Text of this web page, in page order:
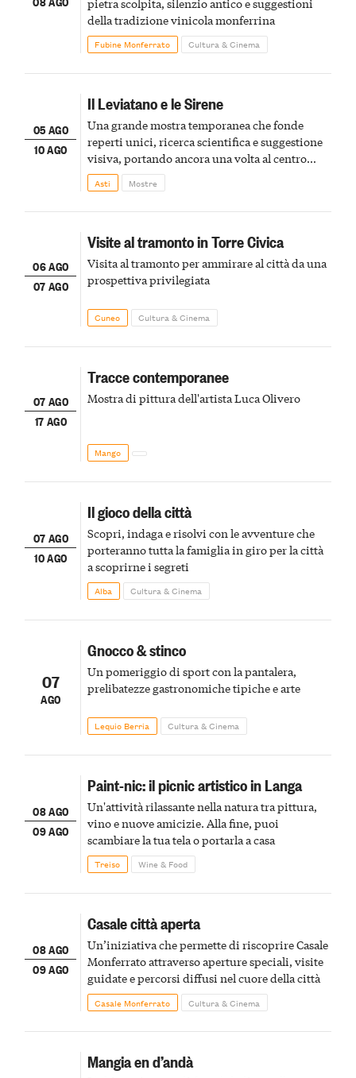
della tradizione vinicola monferrina
Fubine Monferrato Cultura & Cinema
05 AGO
10 AGO
Il Leviatano e le Sirene
Una grande mostra temporanea che fonde
reperti unici, ricerca scientifica e suggestione
visiva, portando ancora una volta al centro
della scena le meraviglie del passato astigiano
Asti Mostre
06 AGO
07 AGO
Visite al tramonto in Torre Civica
Visita al tramonto per ammirare al città da una
prospettiva privilegiata
Cuneo Cultura & Cinema
07 AGO
17 AGO
Tracce contemporanee
Mostra di pittura dell'artista Luca Olivero
Mango
07 AGO
10 AGO
Il gioco della città
Scopri, indaga e risolvi con le avventure che
porteranno tutta la famiglia in giro per la città
a scoprirne i segreti
Alba Cultura & Cinema
07
AGO
Gnocco & stinco
Un pomeriggio di sport con la pantalera,
prelibatezze gastronomiche tipiche e arte
Lequio Berria Cultura & Cinema
08 AGO
09 AGO
Paint-nic: il picnic artistico in Langa
Un'attività rilassante nella natura tra pittura,
vino e nuove amicizie. Alla fine, puoi
scambiare la tua tela o portarla a casa
Treiso Wine & Food
08 AGO
09 AGO
Casale città aperta
Un’iniziativa che permette di riscoprire Casale
Monferrato attraverso aperture speciali, visite
guidate e percorsi diffusi nel cuore della città
Casale Monferrato Cultura & Cinema
Mangia en d’andà